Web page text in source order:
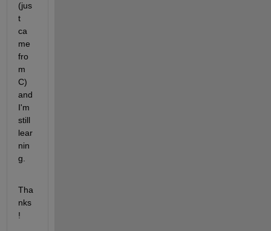
(jus
t
ca
me
fro
m
C)
and
I'm
still
lear
nin
g.
Tha
nks
!